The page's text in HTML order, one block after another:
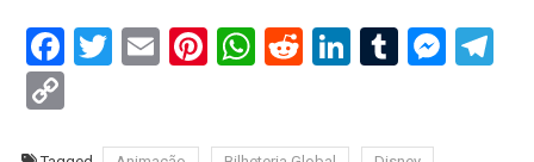
Facebook
Twitter
EmailPinterest
WhatsApp
RedditLinkedIn
Tumblr
Copy